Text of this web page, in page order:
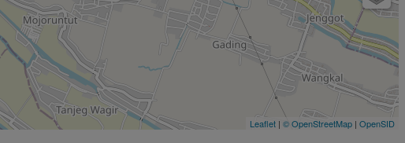
Leaflet | © OpenStreetMap | OpenSID